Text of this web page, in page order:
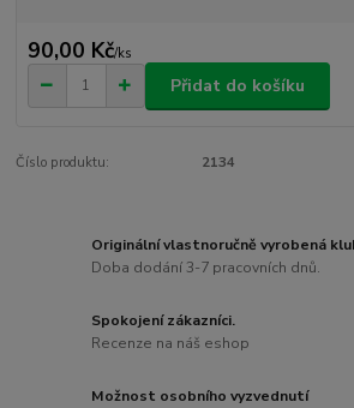
90,00 Kč/ks
Přidat do košíku
Číslo produktu: 2134
Originální vlastnoručně vyrobená
Doba dodání 3-7 pracovních dnů.
Spokojení zákazníci.
Recenze na náš eshop
Možnost osobního vyzvednutí